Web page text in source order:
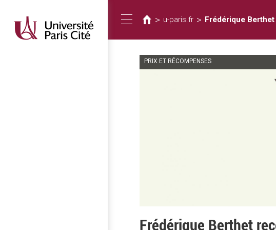
Toggle
navigation
在
這
> u-paris.fr > Frédérique
PRIX ET RÉCOMPENSES
Frédérique Berthet